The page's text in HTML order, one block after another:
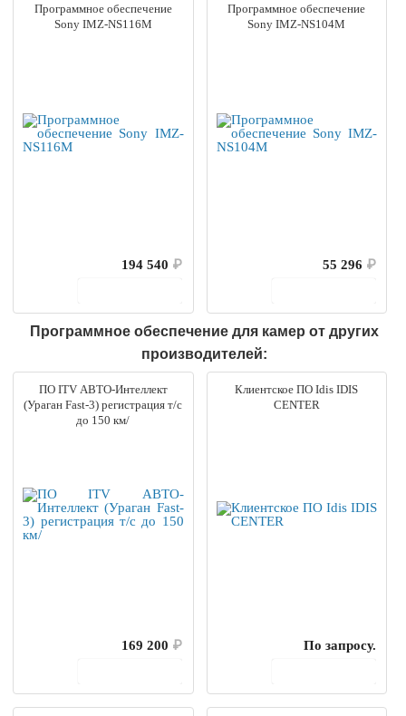
Программное обеспечение
Sony IMZ-NS116M
194 540 ₽
Программное обеспечение
Sony IMZ-NS104M
55 296 ₽
Программное обеспечение для камер от других
производителей:
ПО ITV АВТО-Интеллект
(Ураган Fast-3) регистрация т/с
до 150 км/
169 200 ₽
Клиентское ПО Idis IDIS
CENTER
По запросу.